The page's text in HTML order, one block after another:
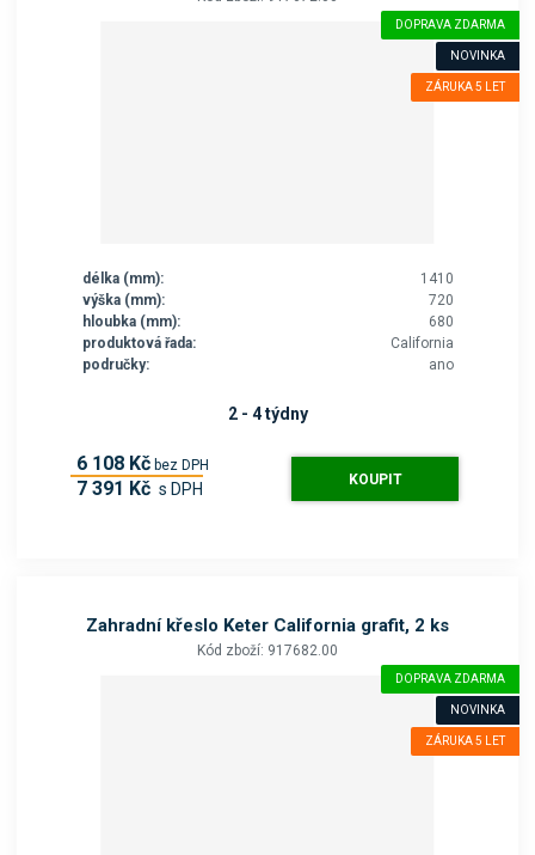
DOPRAVA ZDARMA
NOVINKA
ZÁRUKA 5 LET
délka (mm):
1410
výška (mm):
720
hloubka (mm):
680
produktová řada:
California
područky:
ano
2 - 4 týdny
6 108 Kč bez DPH
7 391 Kč s DPH KOUPIT
Zahradní křeslo Keter California grafit, 2 ks
Kód zboží: 917682.00
DOPRAVA ZDARMA
NOVINKA
ZÁRUKA 5 LET